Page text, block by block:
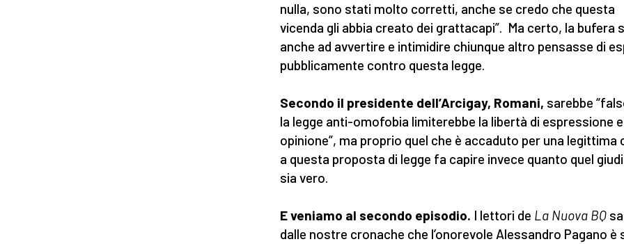
nulla, sono stati molto corretti, anche se credo che questa
vicenda gli abbia creato dei grattacapi”. Ma certo, la bufera
anche ad avvertire e intimidire chiunque altro pensasse di
pubblicamente contro questa legge.
Secondo il presidente dell’Arcigay, Romani, sarebbe
la legge anti-omofobia limiterebbe la libertà di espressione
opinione”, ma proprio quel che è accaduto per una legittima
a questa proposta di legge fa capire invece quanto quel
sia vero.
E veniamo al secondo episodio. I lettori de La Nuova BQ
dalle nostre cronache che l’onorevole Alessandro Pagano è